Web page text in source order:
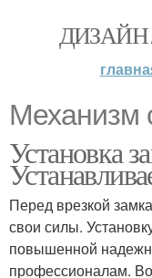
ДИЗАЙН
Механизм
Установка
Перед врезкой
свои силы.
повышенной
профессионалам.